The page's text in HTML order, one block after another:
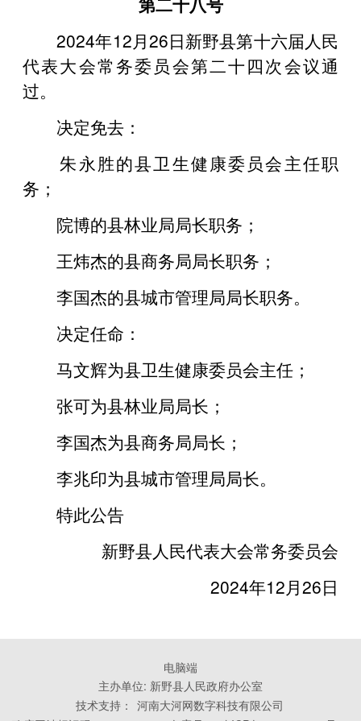
2024年12月26日新野县第十六届人民
代表大会常务委员会第二十四次会议通
过。
决定免去：
朱永胜的县卫生健康委员会主任职
务；
院博的县林业局局长职务；
王炜杰的县商务局局长职务；
李国杰的县城市管理局局长职务。
决定任命：
马文辉为县卫生健康委员会主任；
张可为县林业局局长；
李国杰为县商务局局长；
李兆印为县城市管理局局长。
特此公告
新野县人民代表大会常务委员会
2024年12月26日
电脑端
主办单位: 新野县人民政府办公室
技术支持： 河南大河网数字科技有限公司